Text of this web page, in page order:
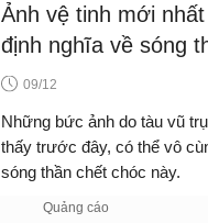
Ảnh vệ tinh mới
định nghĩa về sóng
09/12
Những bức ảnh do tàu vũ
thấy trước đây, có thể vô
sóng thần chết chóc này.